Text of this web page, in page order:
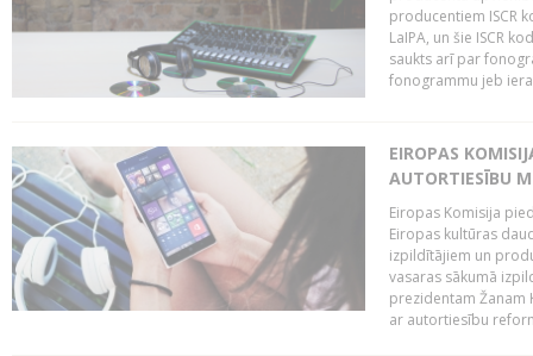
producentiem ISCR
LaIPA, un šie ISCR
saukts arī par
fonogrammu jeb
EIROPAS
AUTORTIESĪBU
Eiropas Komisija
Eiropas kultūras
izpildītājiem un
vasaras sākumā
prezidentam Žanam
ar autortiesību